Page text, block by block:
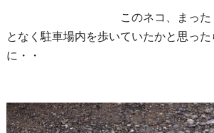
このネコ、まったく私
となく駐車場内を歩いていたかと思っ
に・・